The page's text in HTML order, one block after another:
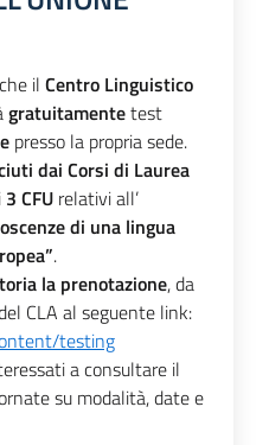
il Centro Linguistico
gratuitamentetest
presso la propria sede.
dai Corsi di Laurea
3 CFU relativi all’
di una lingua
.
la prenotazione, da
CLA al seguente link:
testing
a consultare il
su modalità, date e